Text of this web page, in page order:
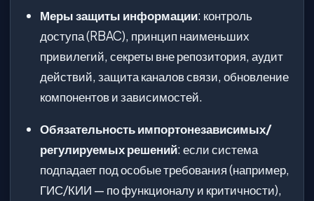
Меры защиты информации: контроль
доступа (RBAC), принцип наименьших
привилегий, секреты вне репозитория, аудит
действий, защита каналов связи, обновление
компонентов и зависимостей.
Обязательность импортонезависимых/
регулируемых решений: если система
подпадает под особые требования (например,
ГИС/КИИ — по функционалу и критичности),